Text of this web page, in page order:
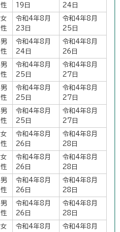
性
19日
24日
女
性
令和4年8月
23日
令和4年8月
25日
男
性
令和4年8月
24日
令和4年8月
26日
男
性
令和4年8月
25日
令和4年8月
27日
男
性
令和4年8月
25日
令和4年8月
27日
男
性
令和4年8月
25日
令和4年8月
27日
女
性
令和4年8月
26日
令和4年8月
28日
女
性
令和4年8月
26日
令和4年8月
28日
男
性
令和4年8月
26日
令和4年8月
28日
男
性
令和4年8月
26日
令和4年8月
28日
女
令和4年8月
令和4年8月